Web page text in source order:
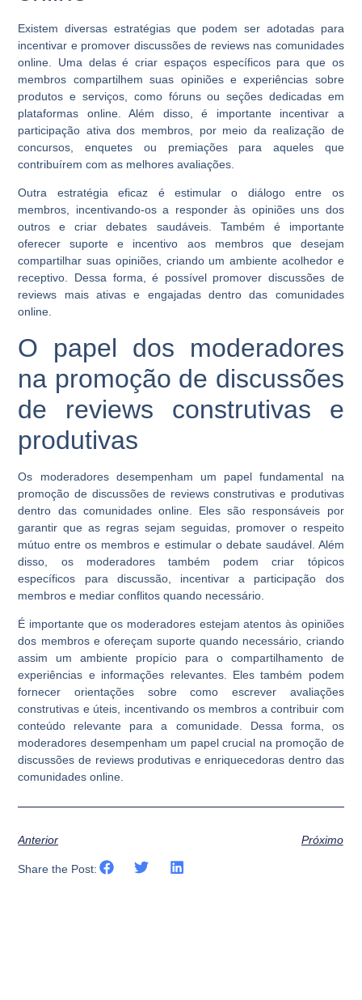
Existem diversas estratégias que podem ser adotadas para
incentivar e promover discussões de reviews nas comunidades
online. Uma delas é criar espaços específicos para que os
membros compartilhem suas opiniões e experiências sobre
produtos e serviços, como fóruns ou seções dedicadas em
plataformas online. Além disso, é importante incentivar a
participação ativa dos membros, por meio da realização de
concursos, enquetes ou premiações para aqueles que
contribuírem com as melhores avaliações.
Outra estratégia eficaz é estimular o diálogo entre os
membros, incentivando-os a responder às opiniões uns dos
outros e criar debates saudáveis. Também é importante
oferecer suporte e incentivo aos membros que desejam
compartilhar suas opiniões, criando um ambiente acolhedor e
receptivo. Dessa forma, é possível promover discussões de
reviews mais ativas e engajadas dentro das comunidades
online.
O papel dos moderadores
na promoção de discussões
de reviews construtivas e
produtivas
Os moderadores desempenham um papel fundamental na
promoção de discussões de reviews construtivas e produtivas
dentro das comunidades online. Eles são responsáveis por
garantir que as regras sejam seguidas, promover o respeito
mútuo entre os membros e estimular o debate saudável. Além
disso, os moderadores também podem criar tópicos
específicos para discussão, incentivar a participação dos
membros e mediar conflitos quando necessário.
É importante que os moderadores estejam atentos às opiniões
dos membros e ofereçam suporte quando necessário, criando
assim um ambiente propício para o compartilhamento de
experiências e informações relevantes. Eles também podem
fornecer orientações sobre como escrever avaliações
construtivas e úteis, incentivando os membros a contribuir com
conteúdo relevante para a comunidade. Dessa forma, os
moderadores desempenham um papel crucial na promoção de
discussões de reviews produtivas e enriquecedoras dentro das
comunidades online.
Anterior Próximo
Share the Post: